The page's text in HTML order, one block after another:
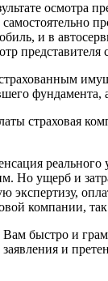
осмотра
и в
страховая
Но ущерб и
экспертизу,
компании,
быстро и
и